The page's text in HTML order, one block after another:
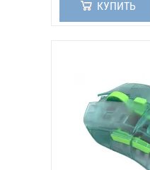
КУПИТЬ